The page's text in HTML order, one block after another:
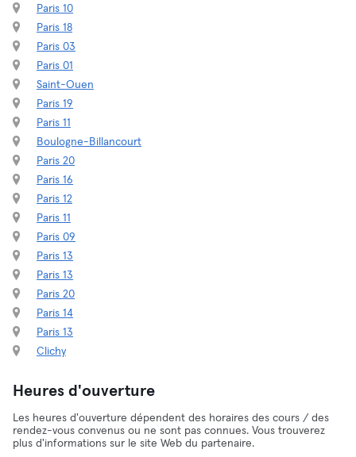
Paris 10
Paris 18
Paris 03
Paris 01
Saint-Ouen
Paris 19
Paris 11
Boulogne-Billancourt
Paris 20
Paris 16
Paris 12
Paris 11
Paris 09
Paris 13
Paris 13
Paris 20
Paris 14
Paris 13
Clichy
Heures d'ouverture
Les heures d'ouverture dépendent des horaires des cours / des
rendez-vous convenus ou ne sont pas connues. Vous trouverez
plus d'informations sur le site Web du partenaire.